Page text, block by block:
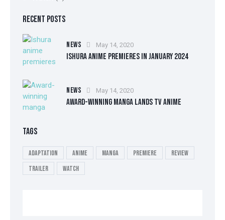
RECENT POSTS
NEWS May 14, 2020
ISHURA ANIME PREMIERES IN JANUARY 2024
NEWS May 14, 2020
AWARD-WINNING MANGA LANDS TV ANIME
TAGS
Adaptation Anime Manga Premiere
Review
Trailer
Watch